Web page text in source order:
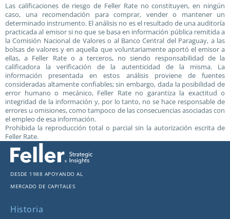
Las calificaciones de riesgo de Feller Rate no constituyen, en ningún
caso, una recomendación para comprar, vender o mantener un
determinado instrumento. El análisis no es el resultado de una auditoría
practicada al emisor si no que se basa en información pública remitida a
la Comisión Nacional de Valores o al Banco Central del Paraguay, a las
bolsas de valores y en aquella que voluntariamente aportó el emisor a
ellas, a Feller Rate o a terceros, no siendo responsabilidad de la
calificadora la verificación de la autenticidad de la misma. La
información presentada en estos análisis proviene de fuentes
consideradas altamente confiables; sin embargo, dada la posibilidad de
error humano o mecánico, Feller Rate no garantiza la exactitud o
integridad de la información y, por lo tanto, no se hace responsable de
errores u omisiones, como tampoco de las consecuencias asociadas con
el empleo de esa información.
Prohibida la reproducción total o parcial sin la autorización escrita de
Feller Rate.
Desde 1988 apoyando al
mercado de capitales
Historia